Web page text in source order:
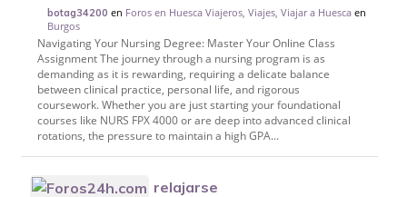
botag34200 en Foros en Huesca Viajeros, Viajes, Viajar a Huesca en
Burgos
Navigating Your Nursing Degree: Master Your Online Class
Assignment The journey through a nursing program is as
demanding as it is rewarding, requiring a delicate balance
between clinical practice, personal life, and rigorous
coursework. Whether you are just starting your foundational
courses like NURS FPX 4000 or are deep into advanced clinical
rotations, the pressure to maintain a high GPA...
relajarse